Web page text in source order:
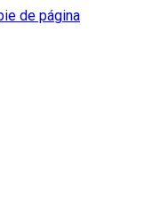
de página